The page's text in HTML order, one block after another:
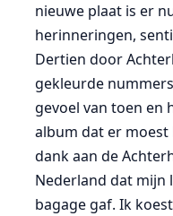
nieuwe plaat is er
herinneringen,
Dertien door
gekleurde
gevoel van toen en
album dat er
dank aan de
Nederland dat mijn
bagage gaf. Ik